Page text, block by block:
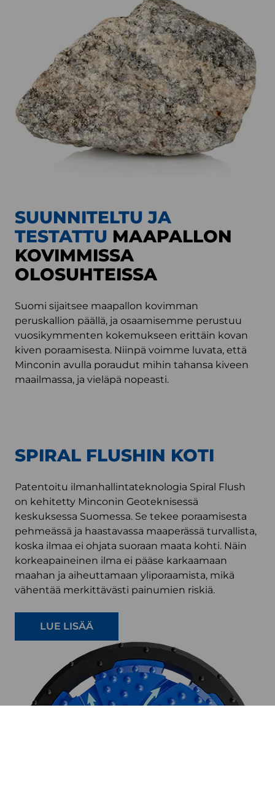
SUUNNITELTU JA
TESTATTU MAAPALLON
KOVIMMISSA
OLOSUHTEISSA
Suomi sijaitsee maapallon kovimman
peruskallion päällä, ja osaamisemme perustuu
vuosikymmenten kokemukseen erittäin kovan
kiven poraamisesta. Niinpä voimme luvata, että
Minconin avulla poraudut mihin tahansa kiveen
maailmassa, ja vieläpä nopeasti.
SPIRAL FLUSHIN KOTI
Patentoitu ilmanhallintateknologia Spiral Flush
on kehitetty Minconin Geoteknisessä
keskuksessa Suomessa. Se tekee poraamisesta
pehmeässä ja haastavassa maaperässä turvallista,
koska ilmaa ei ohjata suoraan maata kohti. Näin
korkeapaineinen ilma ei pääse karkaamaan
maahan ja aiheuttamaan yliporaamista, mikä
vähentää merkittävästi painumien riskiä.
LUE LISÄÄ